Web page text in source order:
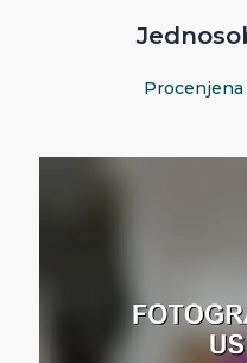
Procenjena